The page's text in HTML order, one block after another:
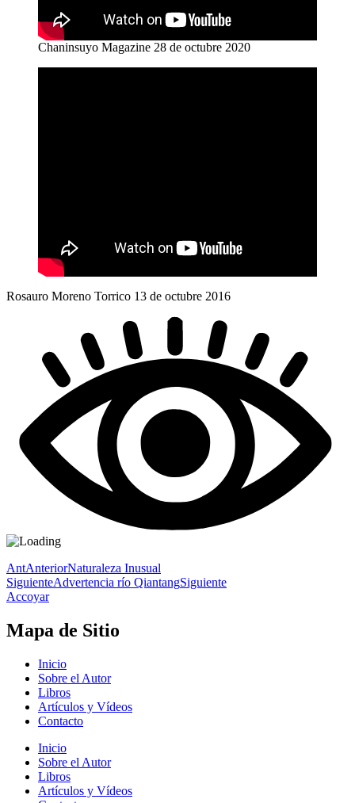
Chaninsuyo Magazine 28 de octubre 2020
Rosauro Moreno Torrico 13 de octubre 2016
AntAnteriorNaturaleza Inusual
SiguienteAdvertencia río QiantangSiguiente
Accoyar
Mapa de Sitio
Inicio
Sobre el Autor
Libros
Artículos y Vídeos
Contacto
Inicio
Sobre el Autor
Libros
Artículos y Vídeos